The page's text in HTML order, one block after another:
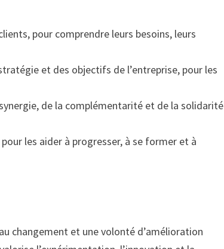
pour comprendre leurs besoins, leurs
et des objectifs de l’entreprise, pour les
de la complémentarité et de la solidarité
les aider à progresser, à se former et à
changement et une volonté d’amélioration